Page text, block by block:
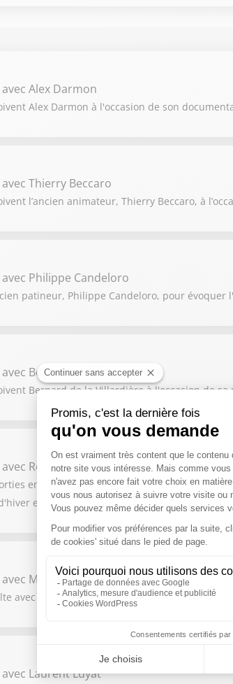
avec Alex Darmon
Alex Darmon à l'occasion de son
avec Thierry Beccaro
l’ancien animateur, Thierry Beccaro, à
avec Philippe Candeloro
patineur, Philippe Candeloro, pour
avec Bernard de La Villardière
Bernard de la Villardière à l'occasion de
avec Romain Nigita, Pierre-Nicolas Cléré
en 2025 et celles à voir absolument en
et du Mondial de football 2026 ?
avec Mimie Mathy
avec Mimie Mathy de retour en inédit après 2
avec Laurent Luyat